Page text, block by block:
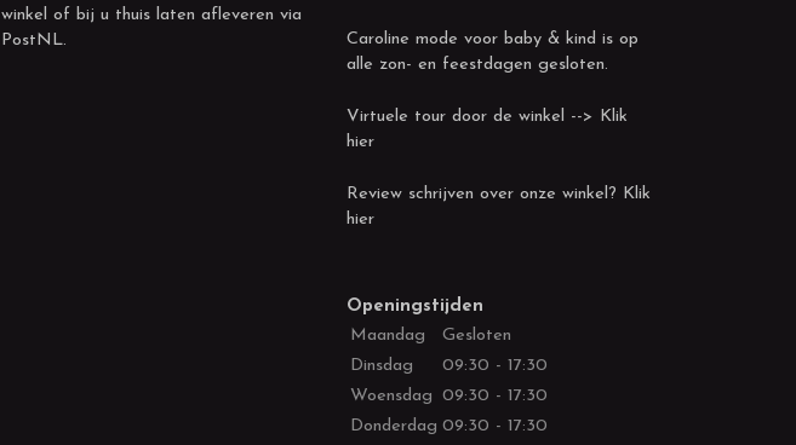
winkel of bij u thuis laten afleveren via
PostNL.
Caroline mode voor baby & kind is op
alle zon- en feestdagen gesloten.
Virtuele tour door de winkel --> Klik
hier
Review schrijven over onze winkel? Klik
hier
Openingstijden
Maandag
Gesloten
Dinsdag
09:30 - 17:30
Woensdag 09:30 - 17:30
Donderdag 09:30 - 17:30